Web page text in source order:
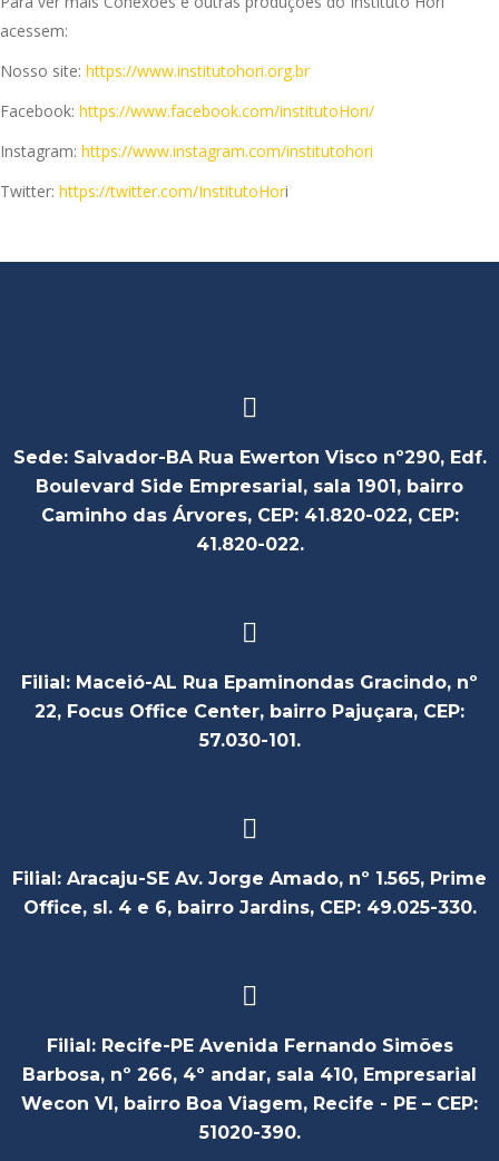
acessem:
Nosso site: https://www.institutohori.org.br
Facebook: https://www.facebook.com/institutoHori/
Instagram: https://www.instagram.com/institutohori
Twitter: https://twitter.com/InstitutoHori
Sede: Salvador-BA Rua Ewerton Visco nº290, Edf.
Boulevard Side Empresarial, sala 1901, bairro
Caminho das Árvores, CEP: 41.820-022, CEP:
41.820-022.
Filial: Maceió-AL Rua Epaminondas Gracindo, nº
22, Focus Office Center, bairro Pajuçara, CEP:
57.030-101.
Filial: Aracaju-SE Av. Jorge Amado, nº 1.565, Prime
Office, sl. 4 e 6, bairro Jardins, CEP: 49.025-330.
Filial: Recife-PE Avenida Fernando Simões
Barbosa, nº 266, 4º andar, sala 410, Empresarial
Wecon VI, bairro Boa Viagem, Recife - PE – CEP:
51020-390.